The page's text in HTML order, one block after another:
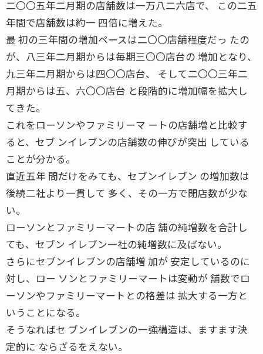
二〇〇五年二月期の店舗数は一万八二六店で、 この二五
年間で店舗数は約一 四倍に増えた。
最 初の三年間の増加ペースは二〇〇店舗程度だっ たの
が、八三年二月期からは毎期三〇〇店台の 増加となり、
九三年二月期からは四〇〇店台、 そして二〇〇三年二
月期からは五、六〇〇店台 と段階的に増加幅を拡大し
てきた。
これをローソンやファミリーマ ートの店舗増と比較す
ると、セブ ンイレブンの店舗数の伸びが突出 している
ことが分かる。
直近五年 間だけをみても、セブンイレブン の増加数は
後続二社より一貫して 多く、その一方で閉店数が少な
い。
ローソンとファミリーマートの店 舗の純増数を合計し
ても、セブン イレブン一社の純増数に及ばない。
さらにセブンイレブンの店舗増 加が 安定しているのに
対し、ロー ソンとファミリーマートは変動が 舗数でロ
ーソンやファミリーマートとの格差は 拡大する一方と
いうことになる。
そうなればセ ブンイレブンの一強構造は、ますます決
定的に ならざるをえない。